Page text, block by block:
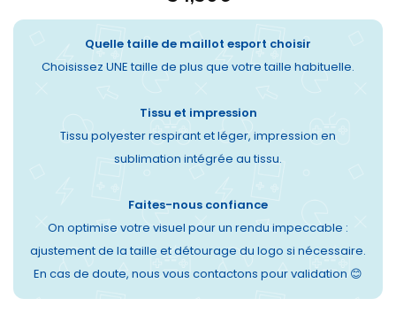
Quelle taille de maillot esport choisir
Choisissez UNE taille de plus que votre taille habituelle.
Tissu et impression
Tissu polyester respirant et léger, impression en
sublimation intégrée au tissu.
Faites-nous confiance
On optimise votre visuel pour un rendu impeccable :
ajustement de la taille et détourage du logo si nécessaire.
En cas de doute, nous vous contactons pour validation 😊